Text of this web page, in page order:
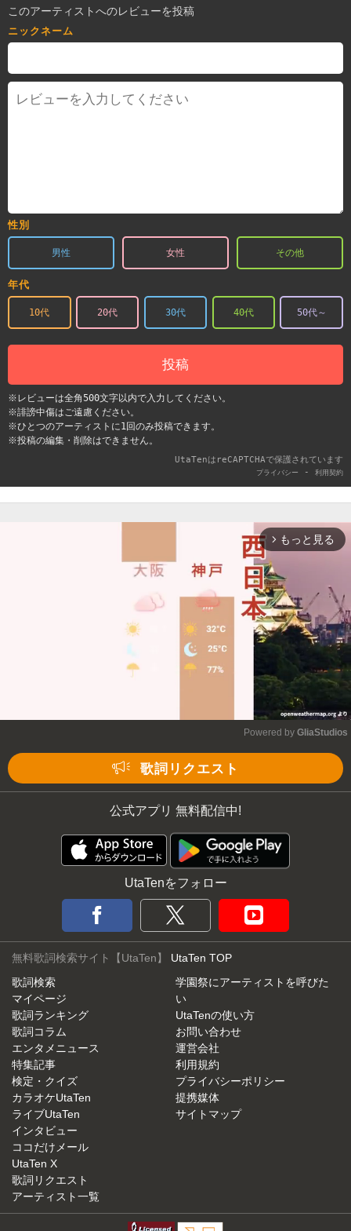
このアーティストへのレビューを投稿
ニックネーム
性別
男性 女性 その他
年代
10代 20代 30代 40代 50代～
投稿
※レビューは全角500文字以内で入力してください。
※誹謗中傷はご遠慮ください。
※ひとつのアーティストに1回のみ投稿できます。
※投稿の編集・削除はできません。
UtaTenはreCAPTCHAで保護されています
プライバシー - 利用契約
arrow_forward_ios もっと見る
Powered by GliaStudios
歌詞リクエスト
公式アプリ 無料配信中!
UtaTenをフォロー
無料歌詞検索サイト【UtaTen】 UtaTen TOP
歌詞検索
マイページ
歌詞ランキング
歌詞コラム
エンタメニュース
特集記事
検定・クイズ
カラオケUtaTen
ライブUtaTen
インタビュー
ココだけメール
UtaTen X
歌詞リクエスト
アーティスト一覧
学園祭にアーティストを呼びた
い
UtaTenの使い方
お問い合わせ
運営会社
利用規約
プライバシーポリシー
提携媒体
サイトマップ